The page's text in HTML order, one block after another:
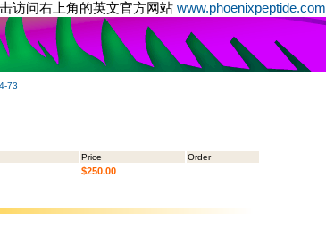
访问右上角的英文官方网站 www.phoenixpeptide.com
73
Price
Order
$250.00